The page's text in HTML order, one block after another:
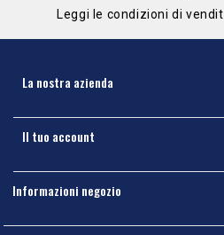
Leggi le condizioni di
La nostra azienda
Il tuo account
Informazioni negozio